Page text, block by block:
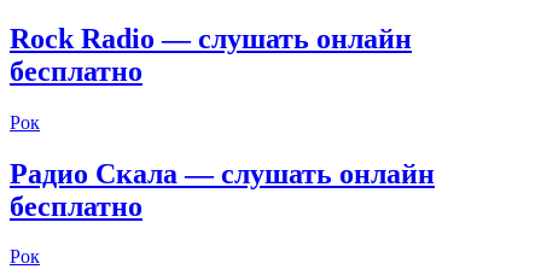
Rock Radio — слушать онлайн
бесплатно
Рок
Радио Скала — слушать онлайн
бесплатно
Рок